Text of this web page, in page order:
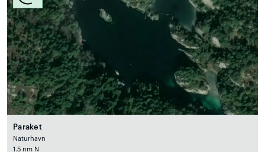
Paraket
Naturhavn
1.5 nm N